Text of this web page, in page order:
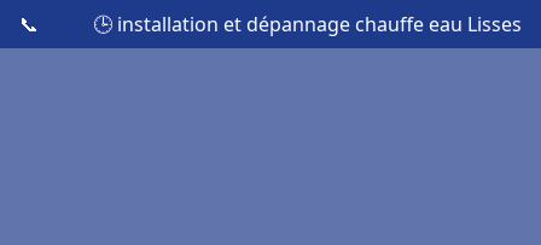
📞 🕒 installation et dépannage chauffe eau Lisses